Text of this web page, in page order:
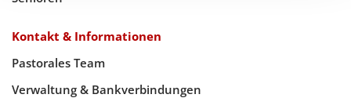
Kontakt & Informationen
Pastorales Team
Verwaltung & Bankverbindungen